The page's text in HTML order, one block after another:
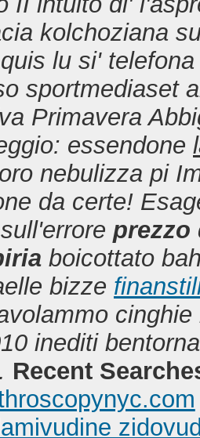
kolchoziana
lu si'
sportmediaset
Primavera
essendone
nebulizza pi
da certe!
prezzo
boicottato
bizze
inediti
Recent